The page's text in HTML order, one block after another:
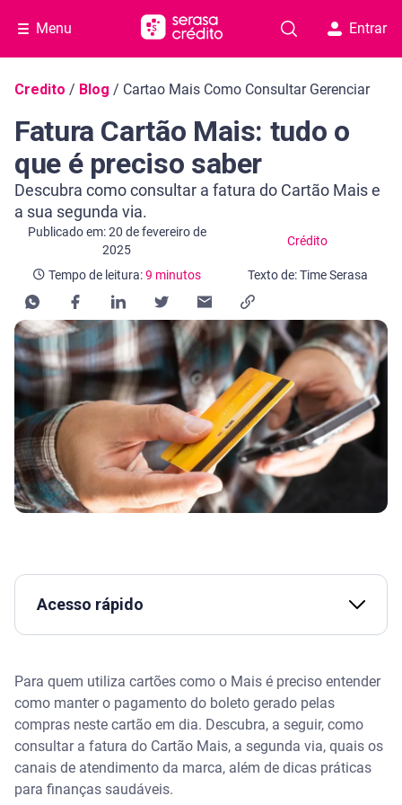
Menu Entrar
Navegação do blog
Credito / Blog / Cartao Mais Como Consultar Gerenciar
Fatura Cartão Mais: tudo o
que é preciso saber
Descubra como consultar a fatura do Cartão Mais e
a sua segunda via.
Publicado em: 20 de fevereiro de
2025
Crédito
Categoria Crédito
Tempo de leitura:9 minutos
Tempo de leitura: 9 minutos
Texto de: Time Serasa
Acesso rápido
O que é o Cartão Mais
Cartão Mais: fatura
Como ver a fatura do Cartão Mais?
Para quem utiliza cartões como o Mais é preciso entender
como manter o pagamento do boleto gerado pelas
compras neste cartão em dia. Descubra, a seguir, como
consultar a fatura do Cartão Mais, a segunda via, quais os
canais de atendimento da marca, além de dicas práticas
para finanças saudáveis.